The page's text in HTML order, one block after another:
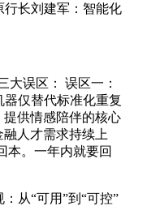
长刘建军：智能化
大误区： 误区一：
仅替代标准化重复
供情感陪伴的核心
人才需求持续上
本。一年内就要回
从“可用”到“可控”